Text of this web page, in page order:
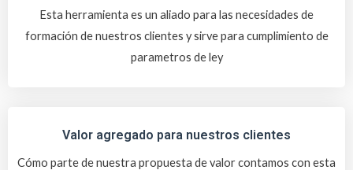
Esta herramienta es un aliado para las necesidades de
formación de nuestros clientes y sirve para cumplimiento de
parametros de ley
Valor agregado para nuestros clientes
Cómo parte de nuestra propuesta de valor contamos con esta